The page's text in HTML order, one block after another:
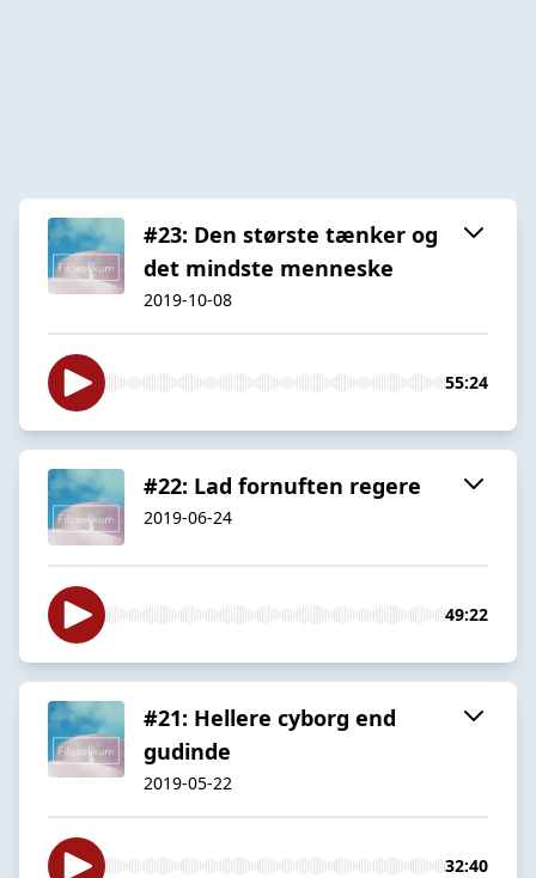
#23: Den største tænker og
det mindste menneske
2019-10-08
55:24
#22: Lad fornuften regere
2019-06-24
49:22
#21: Hellere cyborg end
gudinde
2019-05-22
32:40